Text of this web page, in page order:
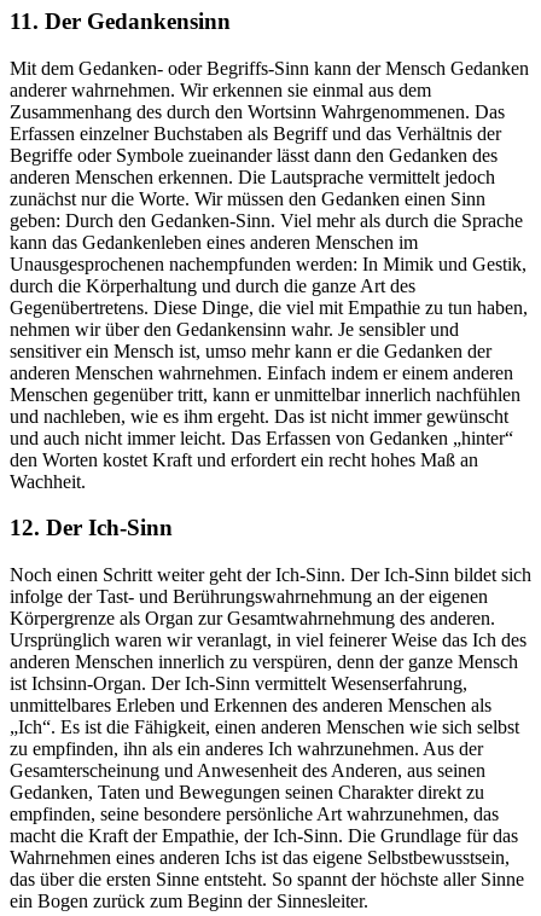
11. Der Gedankensinn
Mit dem Gedanken- oder Begriffs-Sinn kann der Mensch Gedanken
anderer wahrnehmen. Wir erkennen sie einmal aus dem
Zusammenhang des durch den Wortsinn Wahrgenommenen. Das
Erfassen einzelner Buchstaben als Begriff und das Verhältnis der
Begriffe oder Symbole zueinander lässt dann den Gedanken des
anderen Menschen erkennen. Die Lautsprache vermittelt jedoch
zunächst nur die Worte. Wir müssen den Gedanken einen Sinn
geben: Durch den Gedanken-Sinn. Viel mehr als durch die Sprache
kann das Gedankenleben eines anderen Menschen im
Unausgesprochenen nachempfunden werden: In Mimik und Gestik,
durch die Körperhaltung und durch die ganze Art des
Gegenübertretens. Diese Dinge, die viel mit Empathie zu tun haben,
nehmen wir über den Gedankensinn wahr. Je sensibler und
sensitiver ein Mensch ist, umso mehr kann er die Gedanken der
anderen Menschen wahrnehmen. Einfach indem er einem anderen
Menschen gegenüber tritt, kann er unmittelbar innerlich nachfühlen
und nachleben, wie es ihm ergeht. Das ist nicht immer gewünscht
und auch nicht immer leicht. Das Erfassen von Gedanken „hinter“
den Worten kostet Kraft und erfordert ein recht hohes Maß an
Wachheit.
12. Der Ich-Sinn
Noch einen Schritt weiter geht der Ich-Sinn. Der Ich-Sinn bildet sich
infolge der Tast- und Berührungswahrnehmung an der eigenen
Körpergrenze als Organ zur Gesamtwahrnehmung des anderen.
Ursprünglich waren wir veranlagt, in viel feinerer Weise das Ich des
anderen Menschen innerlich zu verspüren, denn der ganze Mensch
ist Ichsinn-Organ. Der Ich-Sinn vermittelt Wesenserfahrung,
unmittelbares Erleben und Erkennen des anderen Menschen als
„Ich“. Es ist die Fähigkeit, einen anderen Menschen wie sich selbst
zu empfinden, ihn als ein anderes Ich wahrzunehmen. Aus der
Gesamterscheinung und Anwesenheit des Anderen, aus seinen
Gedanken, Taten und Bewegungen seinen Charakter direkt zu
empfinden, seine besondere persönliche Art wahrzunehmen, das
macht die Kraft der Empathie, der Ich-Sinn. Die Grundlage für das
Wahrnehmen eines anderen Ichs ist das eigene Selbstbewusstsein,
das über die ersten Sinne entsteht. So spannt der höchste aller Sinne
ein Bogen zurück zum Beginn der Sinnesleiter.